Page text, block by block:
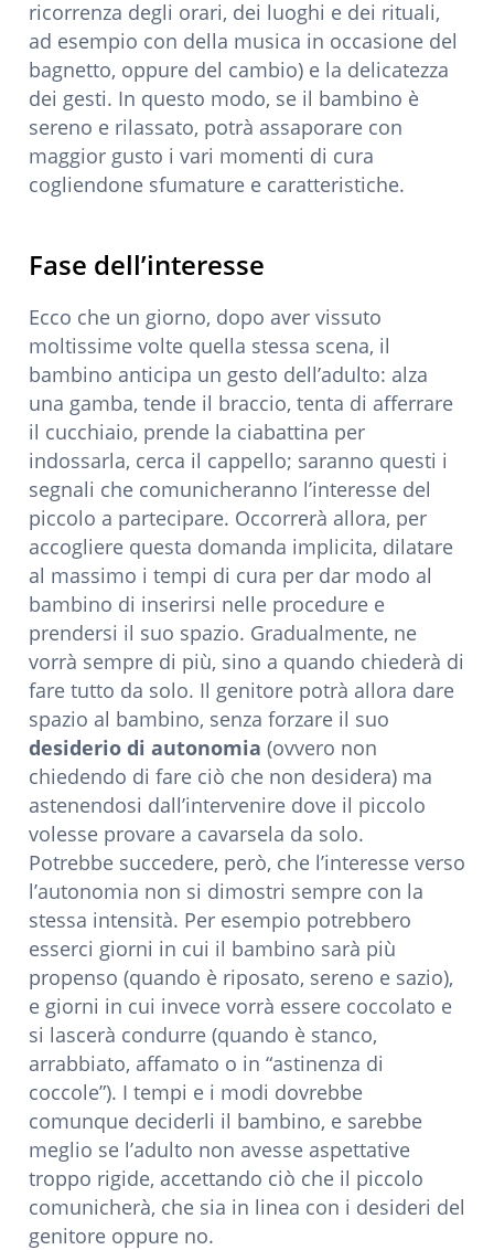
ricorrenza degli orari, dei luoghi e dei rituali,
ad esempio con della musica in occasione del
bagnetto, oppure del cambio) e la delicatezza
dei gesti. In questo modo, se il bambino è
sereno e rilassato, potrà assaporare con
maggior gusto i vari momenti di cura
cogliendone sfumature e caratteristiche.
Fase dell’interesse
Ecco che un giorno, dopo aver vissuto
moltissime volte quella stessa scena, il
bambino anticipa un gesto dell’adulto: alza
una gamba, tende il braccio, tenta di afferrare
il cucchiaio, prende la ciabattina per
indossarla, cerca il cappello; saranno questi i
segnali che comunicheranno l’interesse del
piccolo a partecipare. Occorrerà allora, per
accogliere questa domanda implicita, dilatare
al massimo i tempi di cura per dar modo al
bambino di inserirsi nelle procedure e
prendersi il suo spazio. Gradualmente, ne
vorrà sempre di più, sino a quando chiederà di
fare tutto da solo. Il genitore potrà allora dare
spazio al bambino, senza forzare il suo
desiderio di autonomia (ovvero non
chiedendo di fare ciò che non desidera) ma
astenendosi dall’intervenire dove il piccolo
volesse provare a cavarsela da solo.
Potrebbe succedere, però, che l’interesse verso
l’autonomia non si dimostri sempre con la
stessa intensità. Per esempio potrebbero
esserci giorni in cui il bambino sarà più
propenso (quando è riposato, sereno e sazio),
e giorni in cui invece vorrà essere coccolato e
si lascerà condurre (quando è stanco,
arrabbiato, affamato o in “astinenza di
coccole”). I tempi e i modi dovrebbe
comunque deciderli il bambino, e sarebbe
meglio se l’adulto non avesse aspettative
troppo rigide, accettando ciò che il piccolo
comunicherà, che sia in linea con i desideri del
genitore oppure no.